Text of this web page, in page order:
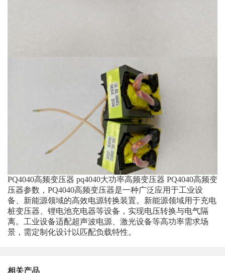
PQ4040高频变压器 pq4040大功率高频变压器 PQ4040高频变
压器参数，PQ4040高频变压器是一种广泛应用于工业设
备、新能源领域的高效电源转换装置。新能源领域‌用于充电
桩变压器、锂电池充电器等设备，实现电压转换与电气隔
离。工业设备‌适配超声波电源、激光设备等高功率需求场
景，需定制化设计以匹配负载特性。
相关产品